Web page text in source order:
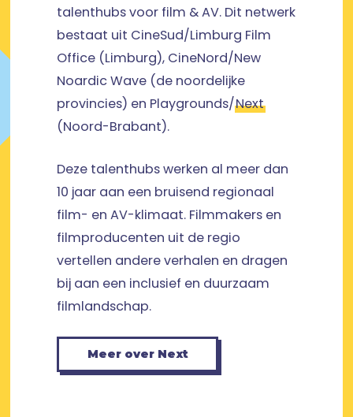
talenthubs voor film & AV. Dit netwerk
bestaat uit CineSud/Limburg Film
Office (Limburg), CineNord/New
Noardic Wave (de noordelijke
provincies) en Playgrounds/Next
(Noord-Brabant).
Deze talenthubs werken al meer dan
10 jaar aan een bruisend regionaal
film- en AV-klimaat. Filmmakers en
filmproducenten uit de regio
vertellen andere verhalen en dragen
bij aan een inclusief en duurzaam
filmlandschap.
Meer over Next